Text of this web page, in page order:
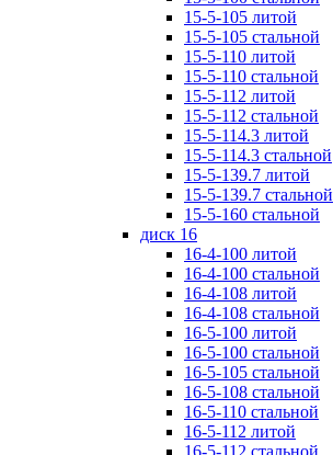
15-5-105 литой
15-5-105 стальной
15-5-110 литой
15-5-110 стальной
15-5-112 литой
15-5-112 стальной
15-5-114.3 литой
15-5-114.3 стальной
15-5-139.7 литой
15-5-139.7 стальной
15-5-160 стальной
диск 16
16-4-100 литой
16-4-100 стальной
16-4-108 литой
16-4-108 стальной
16-5-100 литой
16-5-100 стальной
16-5-105 стальной
16-5-108 стальной
16-5-110 стальной
16-5-112 литой
16-5-112 стальной